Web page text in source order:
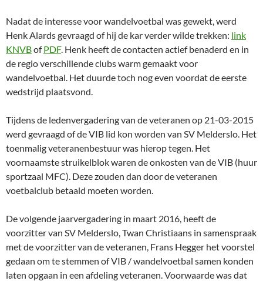
Nadat de interesse voor wandelvoetbal was gewekt, werd
Henk Alards gevraagd of hij de kar verder wilde trekken: link
KNVBofPDF. Henk heeft de contacten actief benaderd en in
de regio verschillende clubs warm gemaakt voor
wandelvoetbal. Het duurde toch nog even voordat de eerste
wedstrijd plaatsvond.
Tijdens de ledenvergadering van de veteranen op 21-03-2015
werd gevraagd of de VIB lid kon worden van SV Melderslo. Het
toenmalig veteranenbestuur was hierop tegen. Het
voornaamste struikelblok waren de onkosten van de VIB (huur
sportzaal MFC). Deze zouden dan door de veteranen
voetbalclub betaald moeten worden.
De volgende jaarvergadering in maart 2016, heeft de
voorzitter van SV Melderslo, Twan Christiaans in samenspraak
met de voorzitter van de veteranen, Frans Hegger het voorstel
gedaan om te stemmen of VIB / wandelvoetbal samen konden
laten opgaan in een afdeling veteranen. Voorwaarde was dat